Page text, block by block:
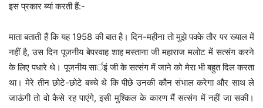
इस प्रकार ब्यां करती हैं:-
माता बताती हैं कि यह 1958 की बात है। दिन-महीना तो मुझे पक्के तौर पर ख्याल में
नहीं है, उस दिन पूजनीय बेपरवाह शाह मस्ताना जी महाराज मलोट में सत्संग करने
के लिए पधारे थे। पूजनीय सार्इं जी के सत्संग में जाने को मेरा भी बहुत दिल करता
था। मेरे तीन छोटे-छोटे बच्चे थे कि पीछे उनकी कौन संभाल करेगा और साथ ले
जाऊंगी तो वो कैसे रह पाएंगे, इसी मुश्किल के कारण मैं सत्संग में नहीं जा सकी।